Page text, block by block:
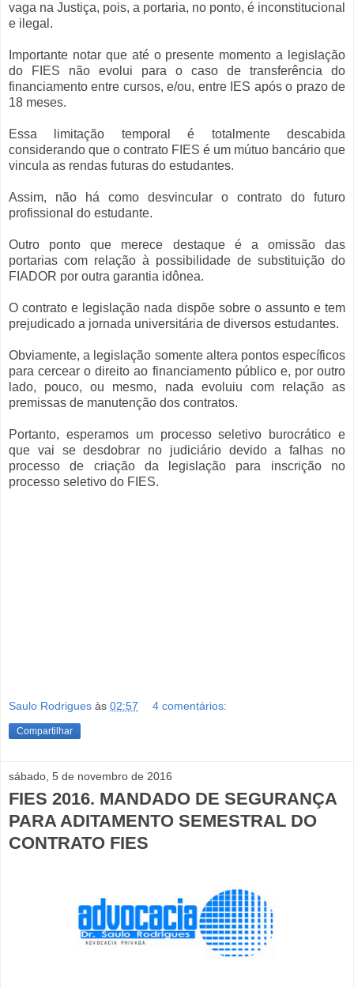
vaga na Justiça, pois, a portaria, no ponto, é inconstitucional
e ilegal.
Importante notar que até o presente momento a legislação
do FIES não evolui para o caso de transferência do
financiamento entre cursos, e/ou, entre IES após o prazo de
18 meses.
Essa limitação temporal é totalmente descabida
considerando que o contrato FIES é um mútuo bancário que
vincula as rendas futuras do estudantes.
Assim, não há como desvincular o contrato do futuro
profissional do estudante.
Outro ponto que merece destaque é a omissão das
portarias com relação à possibilidade de substituição do
FIADOR por outra garantia idônea.
O contrato e legislação nada dispõe sobre o assunto e tem
prejudicado a jornada universitária de diversos estudantes.
Obviamente, a legislação somente altera pontos específicos
para cercear o direito ao financiamento público e, por outro
lado, pouco, ou mesmo, nada evoluiu com relação as
premissas de manutenção dos contratos.
Portanto, esperamos um processo seletivo burocrático e
que vai se desdobrar no judiciário devido a falhas no
processo de criação da legislação para inscrição no
processo seletivo do FIES.
Saulo Rodrigues às 02:57 4 comentários:
Compartilhar
sábado, 5 de novembro de 2016
FIES 2016. MANDADO DE SEGURANÇA
PARA ADITAMENTO SEMESTRAL DO
CONTRATO FIES